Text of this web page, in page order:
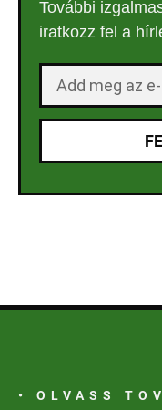
További
iratkozz fel a
• OLVASS